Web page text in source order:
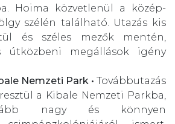
Hoima közvetlenül a közép-
szélén található. Utazás kis
és széles mezők mentén,
útközbeni megállások igény
Nemzeti Park • Továbbutazás
a Kibale Nemzeti Parkba,
nagy és könnyen